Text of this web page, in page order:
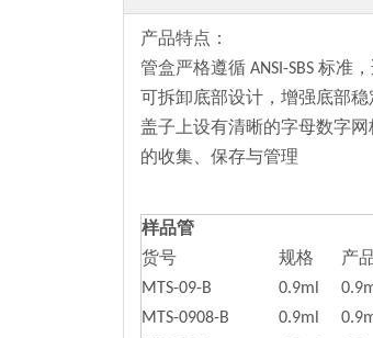
产品特点：
管盒严格遵循 ANSI-SBS 标
可拆卸底部设计，增强底部
盖子上设有清晰的字母数字
的收集、保存与管理
样品管
货号
规格 产
MTS-09-B
0.9ml
MTS-0908-B
0.9ml